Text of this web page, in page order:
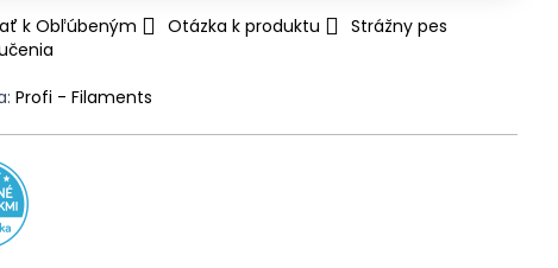
k Obľúbeným Otázka k produktu
Strážny pes
Profi - Filaments